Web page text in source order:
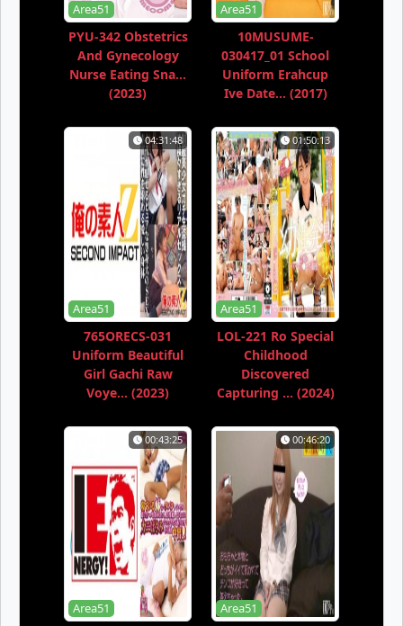
Area51
PYU-342 Obstetrics
And Gynecology
Nurse Eating Sna...
(2023)
Area51
10MUSUME-
030417_01 School
Uniform Erahcup
Ive Date... (2017)
04:31:48
Area51
765ORECS-031
Uniform Beautiful
Girl Gachi Raw
Voye... (2023)
01:50:13
Area51
LOL-221 Ro Special
Childhood
Discovered
Capturing ... (2024)
00:43:25
Area51
00:46:20
Area51